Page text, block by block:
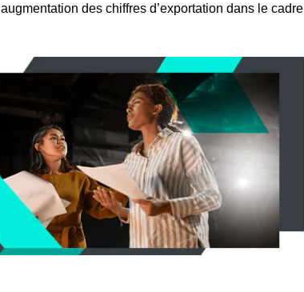
des chiffres d’exportation dans le cadre